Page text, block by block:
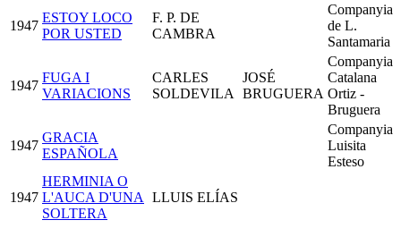
1947
ESTOY LOCO
POR USTED
F. P. DE
CAMBRA
Companyia
de L.
Santamaria
1947
FUGA I
VARIACIONS
CARLES
SOLDEVILA
JOSÉ
BRUGUERA
Companyia
Catalana
Ortiz -
Bruguera
1947
GRACIA
ESPAÑOLA
Companyia
Luisita
Esteso
1947
HERMINIA O
L'AUCA D'UNA
SOLTERA
LLUIS ELÍAS